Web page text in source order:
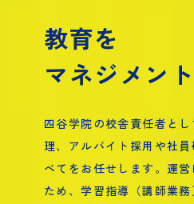
教育を
マネジメント
四谷学院の校舎責任者と
理、アルバイト採用や社
べてをお任せします。運
ため、学習指導（講師業